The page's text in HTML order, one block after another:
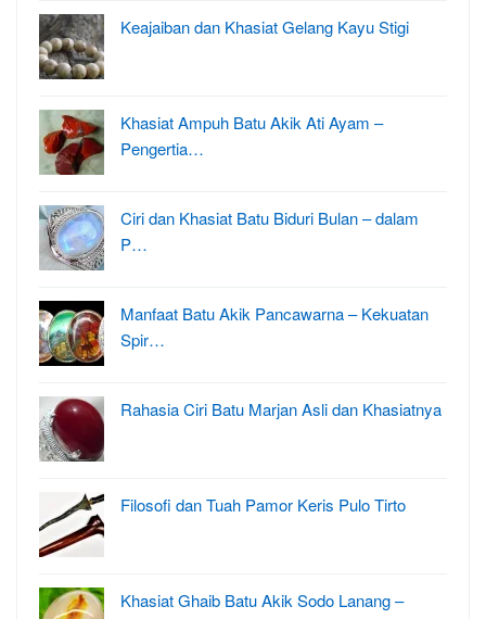
Keajaiban dan Khasiat Gelang Kayu Stigi
Khasiat Ampuh Batu Akik Ati Ayam –
Pengertia…
Ciri dan Khasiat Batu Biduri Bulan – dalam
P…
Manfaat Batu Akik Pancawarna – Kekuatan
Spir…
Rahasia Ciri Batu Marjan Asli dan Khasiatnya
Filosofi dan Tuah Pamor Keris Pulo Tirto
Khasiat Ghaib Batu Akik Sodo Lanang –